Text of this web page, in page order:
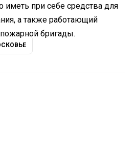
иметь при себе средства для
а также работающий
бригады.